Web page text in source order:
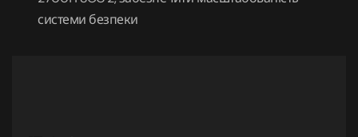
системи безпеки